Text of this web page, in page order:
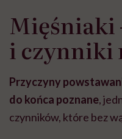
Mięśniaki
i czynniki
Przyczyny
do końca poznane,
czynników, które bez